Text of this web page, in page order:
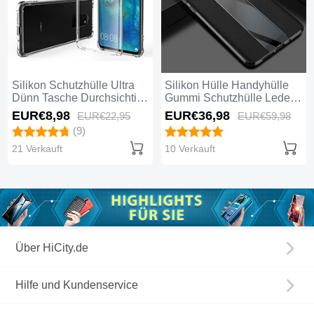
Silikon Schutzhülle Ultra
Dünn Tasche Durchsichtig
Transparent K05 für
Huawei Mate 20 Klar
EUR€8,98 EUR€22,95
(9)
21 Verkauft
Silikon Hülle Handyhülle
Gummi Schutzhülle Leder
Tasche H02 für Huawei
Mate 20 Schwarz
EUR€36,98 EUR€59,98
10 Verkauft
Über HiCity.de
Hilfe und Kundenservice